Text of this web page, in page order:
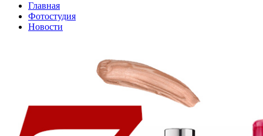
Главная
Фотостудия
Новости